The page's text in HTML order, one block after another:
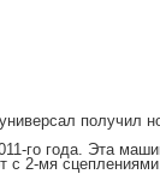
получил
го года. Эта
с 2-мя